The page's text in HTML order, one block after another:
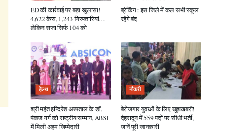
ED की कार्रवाई पर बड़ा खुलासा!
4,622 केस, 1,243 गिरफ्तारियां…
लेकिन सजा सिर्फ 104 को
ब्रेकिंग : इस जिले में कल सभी स्कूल
रहेंगे बंद
हेल्थ
श्री महंत इन्दिरेश अस्पताल के डॉ.
पंकज गर्ग को राष्ट्रीय सम्मान, ABSI
में मिली अहम जिम्मेदारी
नौकरी
बेरोजगार युवाओं के लिए खुशखबरी!
देहरादून में 559 पदों पर सीधी भर्ती,
जानें पूरी जानकारी